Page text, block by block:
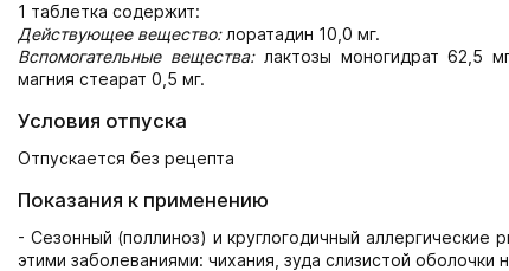
1 таблетка содержит:
Действующее вещество:лоратадин 10,0 мг.
Вспомогательные вещества:лактозы моногидрат 62,5
магния стеарат 0,5 мг.
Условия отпуска
Отпускается без рецепта
Показания к применению
- Сезонный (поллиноз) и круглогодичный аллергические
этими заболеваниями: чихания, зуда слизи­стой